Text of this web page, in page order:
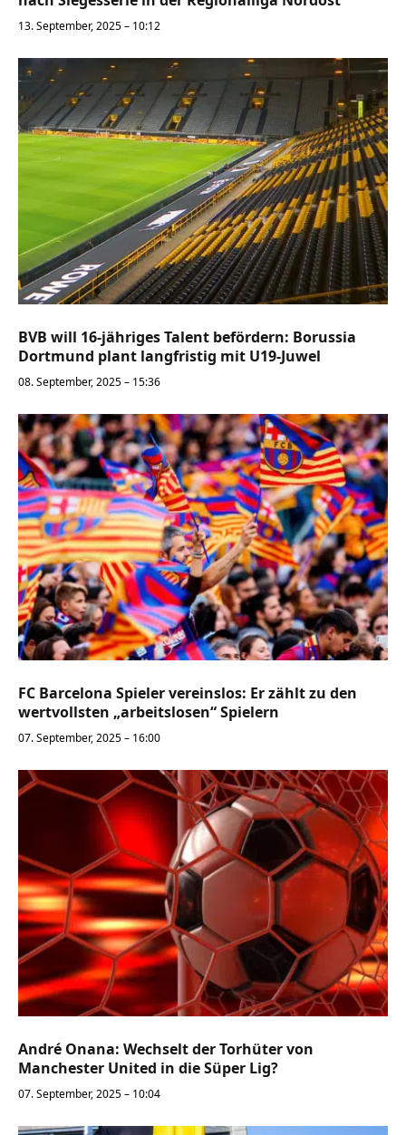
13. September, 2025 – 10:12
BVB will 16-jähriges Talent befördern: Borussia
Dortmund plant langfristig mit U19-Juwel
08. September, 2025 – 15:36
FC Barcelona Spieler vereinslos: Er zählt zu den
wertvollsten „arbeitslosen“ Spielern
07. September, 2025 – 16:00
André Onana: Wechselt der Torhüter von
Manchester United in die Süper Lig?
07. September, 2025 – 10:04